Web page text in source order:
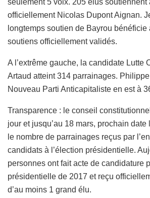
officiellement Nicolas Dupont Aignan.
longtemps soutien de Bayrou bénéficie
soutiens officiellement validés.
A l’extrême gauche, la candidate Lutte
Artaud atteint 314 parrainages.
Nouveau Parti Anticapitaliste en est à
Transparence : le conseil
jour et jusqu’au 18 mars, prochain
le nombre de parrainages reçus par
candidats à l’élection présidentielle.
personnes ont fait acte de candidature
présidentielle de 2017 et reçu
d’au moins 1 grand élu.